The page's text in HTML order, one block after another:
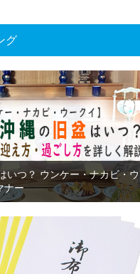
グ
いつ？ ウンケー・ナカビ・
ナー